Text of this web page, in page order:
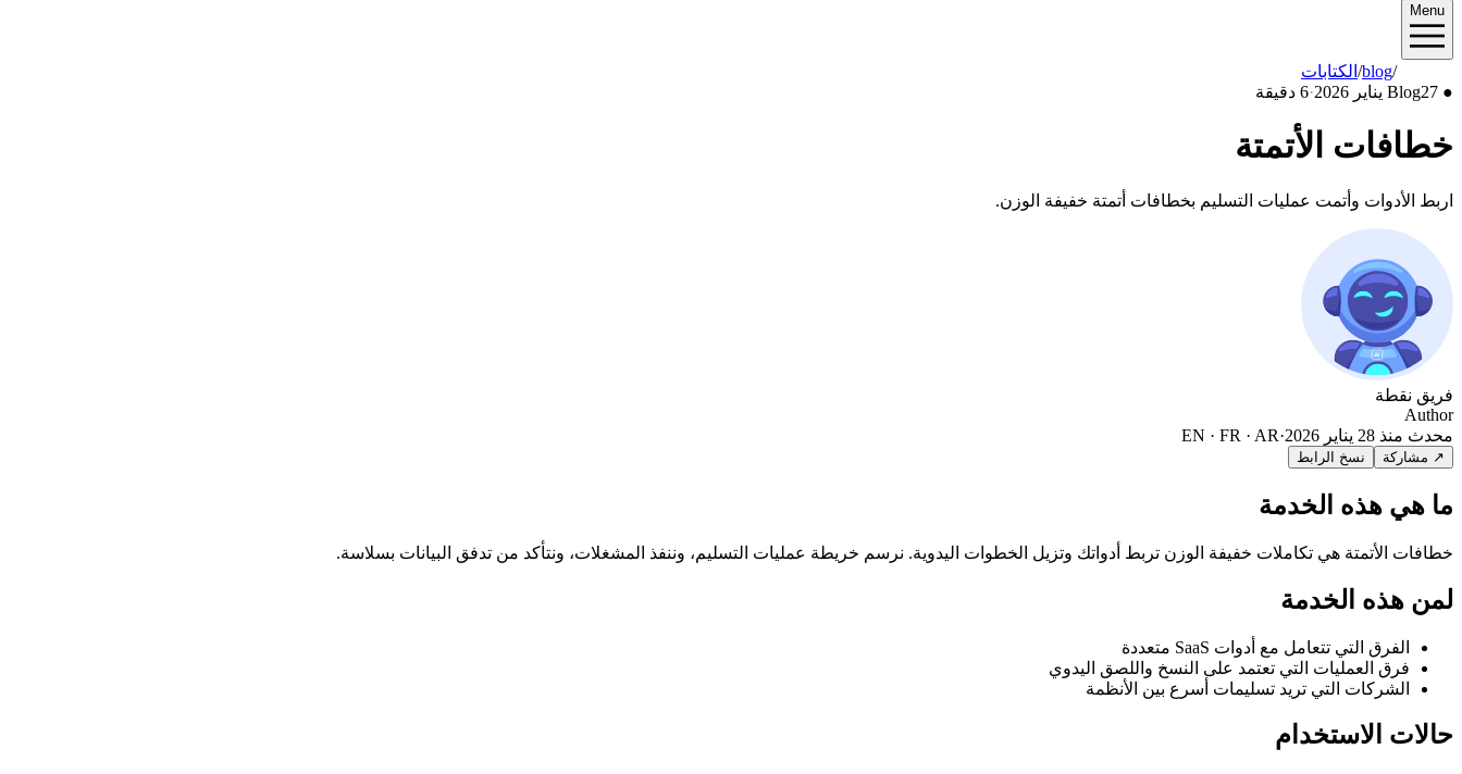
Menu
الكتابات /blog/2026/01
●
Blog27 يناير 2026 ·6 دقيقة
خطافات الأتمتة
اربط الأدوات وأتمت عمليات التسليم بخطافات أتمتة خفيفة الوزن.
فريق نقطة
Author
محدث منذ 28 يناير 2026 ·
EN · FR · AR
↗ مشاركة نسخ الرابط
ما هي هذه الخدمة
خطافات الأتمتة هي تكاملات خفيفة الوزن تربط أدواتك وتزيل الخطوات اليدوية. نرسم خريطة عمليات التسليم، وننفذ المشغلات، ونتأكد من تدفق البيانات بسلاسة.
لمن هذه الخدمة
الفرق التي تتعامل مع أدوات SaaS متعددة
فرق العمليات التي تعتمد على النسخ واللصق اليدوي
الشركات التي تريد تسليمات أسرع بين الأنظمة
حالات الاستخدام